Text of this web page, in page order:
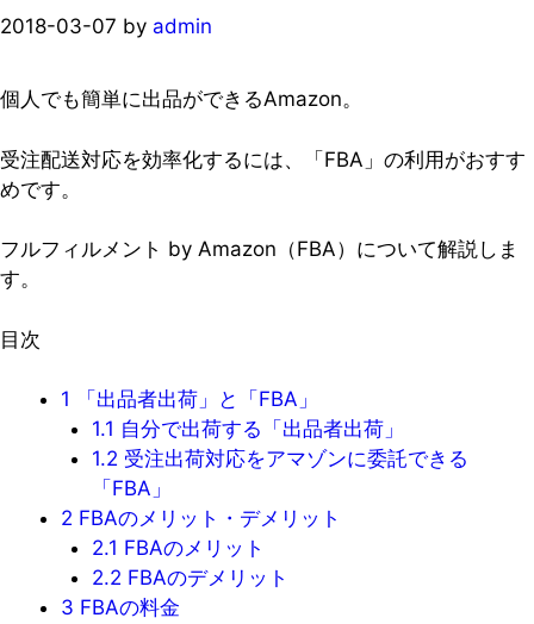
2018-03-07 by admin
個人でも簡単に出品ができるAmazon。
受注配送対応を効率化するには、「FBA」の利用がおすす
めです。
フルフィルメント by Amazon（FBA）について解説しま
す。
目次
1 「出品者出荷」と「FBA」
1.1 自分で出荷する「出品者出荷」
1.2 受注出荷対応をアマゾンに委託できる
「FBA」
2 FBAのメリット・デメリット
2.1 FBAのメリット
2.2 FBAのデメリット
3 FBAの料金